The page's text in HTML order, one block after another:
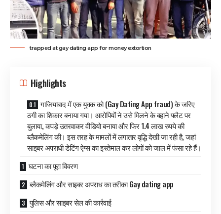
trapped at gay dating app for money extortion
Highlights
गाजियाबाद में एक युवक को (Gay Dating App fraud) के जरिए
ठगी का शिकार बनाया गया। आरोपियों ने उसे मिलने के बहाने फ्लैट पर
बुलाया, कपड़े उतरवाकर वीडियो बनाया और फिर 1.4 लाख रुपये की
ब्लैकमेलिंग की। इस तरह के मामलों में लगातार वृद्धि देखी जा रही है, जहां
साइबर अपराधी डेटिंग ऐप्स का इस्तेमाल कर लोगों को जाल में फंसा रहे हैं।
घटना का पूरा विवरण
ब्लैकमेलिंग और साइबर अपराध का तरीका Gay dating app
पुलिस और साइबर सेल की कार्रवाई